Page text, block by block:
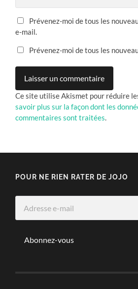
Prévenez-moi de tous les
e-mail.
Prévenez-moi de tous les
Ce site utilise Akismet pour réduire
savoir plus sur la façon dont les
commentaires sont traitées.
POUR NE RIEN RATER DE JOJO
Abonnez-vous